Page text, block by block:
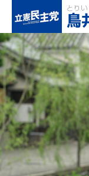
トップページ
基本政策
プロフィール
事務所アクセス